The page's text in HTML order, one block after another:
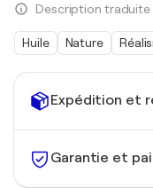
Expédition et
Garantie et
Description
Huile Nature